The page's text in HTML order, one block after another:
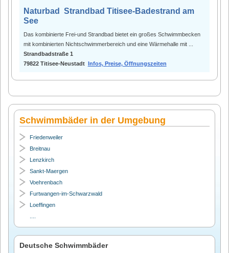
Naturbad Strandbad Titisee-Badestrand am
See
Das kombinierte Frei-und Strandbad bietet ein großes Schwimmbecken
mit kombinierten Nichtschwimmerbereich und eine Wärmehalle mit ...
Strandbadstraße 1
79822 Titisee-Neustadt Infos, Preise, Öffnungszeiten
Schwimmbäder in der Umgebung
Friedenweiler
Breitnau
Lenzkirch
Sankt-Maergen
Voehrenbach
Furtwangen-im-Schwarzwald
Loeffingen
Deutsche Schwimmbäder